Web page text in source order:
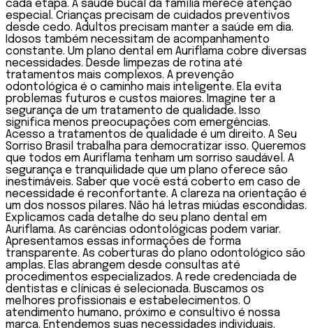
cada etapa. A saúde bucal da família merece atenção
especial. Crianças precisam de cuidados preventivos
desde cedo. Adultos precisam manter a saúde em dia.
Idosos também necessitam de acompanhamento
constante. Um plano dental em Auriflama cobre diversas
necessidades. Desde limpezas de rotina até
tratamentos mais complexos. A prevenção
odontológica é o caminho mais inteligente. Ela evita
problemas futuros e custos maiores. Imagine ter a
segurança de um tratamento de qualidade. Isso
significa menos preocupações com emergências.
Acesso a tratamentos de qualidade é um direito. A Seu
Sorriso Brasil trabalha para democratizar isso. Queremos
que todos em Auriflama tenham um sorriso saudável. A
segurança e tranquilidade que um plano oferece são
inestimáveis. Saber que você está coberto em caso de
necessidade é reconfortante. A clareza na orientação é
um dos nossos pilares. Não há letras miúdas escondidas.
Explicamos cada detalhe do seu plano dental em
Auriflama. As carências odontológicas podem variar.
Apresentamos essas informações de forma
transparente. As coberturas do plano odontológico são
amplas. Elas abrangem desde consultas até
procedimentos especializados. A rede credenciada de
dentistas e clínicas é selecionada. Buscamos os
melhores profissionais e estabelecimentos. O
atendimento humano, próximo e consultivo é nossa
marca. Entendemos suas necessidades individuais.